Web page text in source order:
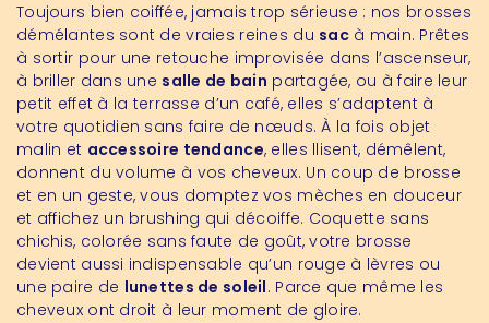
Toujours bien coiffée, jamais trop sérieuse : nos brosses
démélantes sont de vraies reines du sac à main. Prêtes
à sortir pour une retouche improvisée dans l’ascenseur,
à briller dans une salle de bain partagée, ou à faire leur
petit effet à la terrasse d’un café, elles s’adaptent à
votre quotidien sans faire de nœuds. À la fois objet
malin et accessoire tendance, elles llisent, démêlent,
donnent du volume à vos cheveux. Un coup de brosse
et en un geste, vous domptez vos mèches en douceur
et affichez un brushing qui décoiffe. Coquette sans
chichis, colorée sans faute de goût, votre brosse
devient aussi indispensable qu’un rouge à lèvres ou
une paire de lunettes de soleil. Parce que même les
cheveux ont droit à leur moment de gloire.